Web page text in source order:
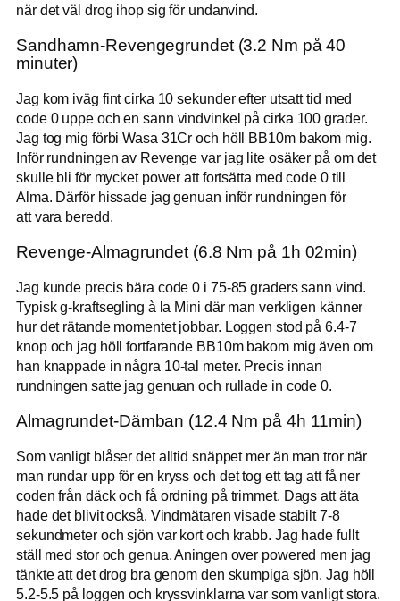
när det väl drog ihop sig för undanvind.
Sandhamn-Revengegrundet (3.2 Nm på 40
minuter)
Jag kom iväg fint cirka 10 sekunder efter utsatt tid med
code 0 uppe och en sann vindvinkel på cirka 100 grader.
Jag tog mig förbi Wasa 31Cr och höll BB10m bakom mig.
Inför rundningen av Revenge var jag lite osäker på om det
skulle bli för mycket power att fortsätta med code 0 till
Alma. Därför hissade jag genuan inför rundningen för
att vara beredd.
Revenge-Almagrundet (6.8 Nm på 1h 02min)
Jag kunde precis bära code 0 i 75-85 graders sann vind.
Typisk g-kraftsegling à la Mini där man verkligen känner
hur det rätande momentet jobbar. Loggen stod på 6.4-7
knop och jag höll fortfarande BB10m bakom mig även om
han knappade in några 10-tal meter. Precis innan
rundningen satte jag genuan och rullade in code 0.
Almagrundet-Dämban (12.4 Nm på 4h 11min)
Som vanligt blåser det alltid snäppet mer än man tror när
man rundar upp för en kryss och det tog ett tag att få ner
coden från däck och få ordning på trimmet. Dags att äta
hade det blivit också. Vindmätaren visade stabilt 7-8
sekundmeter och sjön var kort och krabb. Jag hade fullt
ställ med stor och genua. Aningen over powered men jag
tänkte att det drog bra genom den skumpiga sjön. Jag höll
5.2-5.5 på loggen och kryssvinklarna var som vanligt stora.